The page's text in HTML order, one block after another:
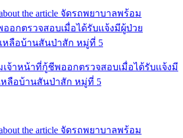
จ้าหน้าที่กู้ชีพออกตรวจสอบเมื่อได้รับเเจ้งมี
หลือบ้านสันป่าสัก หมู่ที่ 5